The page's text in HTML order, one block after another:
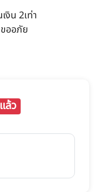
งิน 2เท่า
ออภัย
ล้ว